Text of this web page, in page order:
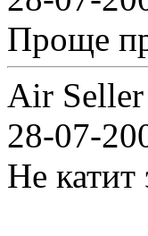
Проще
Air Seller
28-07-
Не катит